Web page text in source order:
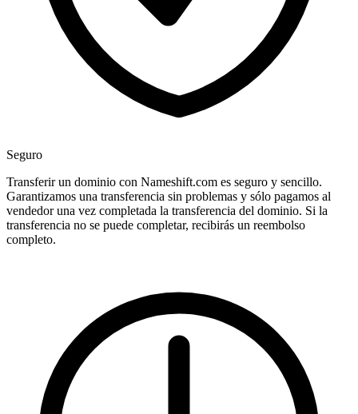
Seguro
Transferir un dominio con Nameshift.com es seguro y sencillo.
Garantizamos una transferencia sin problemas y sólo pagamos al
vendedor una vez completada la transferencia del dominio. Si la
transferencia no se puede completar, recibirás un reembolso
completo.